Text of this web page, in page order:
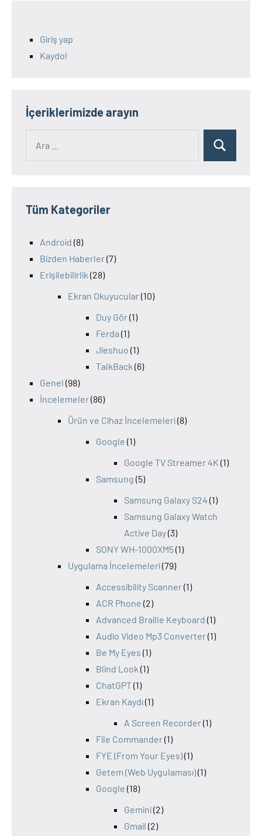
Giriş yap
Kaydol
İçeriklerimizde arayın
Ara
Tüm Kategoriler
Android (8)
Bizden Haberler(7)
Erişilebilirlik (28)
Ekran Okuyucular(10)
Duy Gör(1)
Ferda (1)
Jieshuo (1)
TalkBack (6)
Genel (98)
İncelemeler(86)
Ürün ve Cihaz İncelemeleri(8)
Google (1)
Google TV Streamer 4K (1)
Samsung (5)
Samsung Galaxy S24 (1)
Samsung Galaxy Watch
Active Day(3)
SONY WH-1000XM5(1)
Uygulama İncelemeleri(79)
Accessibility Scanner(1)
ACR Phone (2)
Advanced Braille Keyboard (1)
Audio Video Mp3 Converter(1)
Be My Eyes (1)
Blind Look (1)
ChatGPT(1)
Ekran Kaydı(1)
A Screen Recorder(1)
File Commander(1)
FYE (From Your Eyes)(1)
Getem (Web Uygulaması)(1)
Google (18)
Gemini(2)
Gmail (2)